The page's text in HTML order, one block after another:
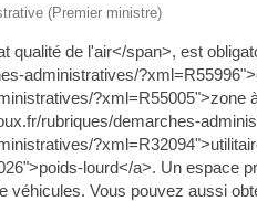
(Premier ministre)
de l'air</span>, est
administratives/
?xml=R55005">zone
rubriques/demarches-
lourd</a>. Un espace
Vous pouvez aussi